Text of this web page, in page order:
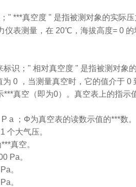
" ***真空度 " 是指被测对象的实际压
仪表测量，在 20℃，海拔高度= 0
标识；" 相对真空度 " 是指被测对象
0 ，当测量真空时，它的值介于 0
***真空（即为0）。真空表上的指示
a ； Φ为真空表的读数示值的***数。
个大气压。
真空。
Pa。
。
。